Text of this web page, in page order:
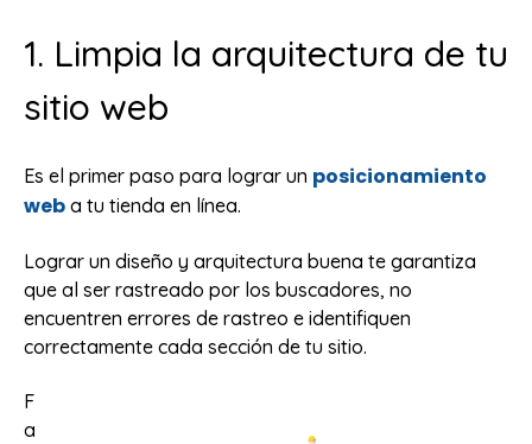
1. Limpia la arquitectura de tu
sitio web
Es el primer paso para lograr un posicionamiento
web a tu tienda en línea.
Lograr un diseño y arquitectura buena te garantiza
que al ser rastreado por los buscadores, no
encuentren errores de rastreo e identifiquen
correctamente cada sección de tu sitio.
F
a